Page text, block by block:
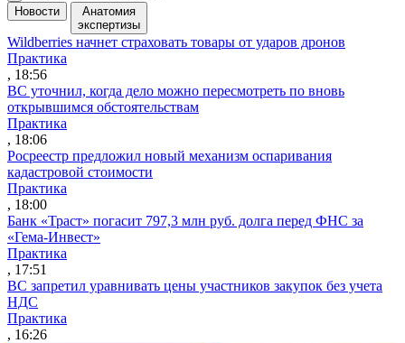
Новости
Анатомия
экспертизы
Wildberries начнет страховать товары от ударов дронов
Практика
, 18:56
ВС уточнил, когда дело можно пересмотреть по вновь
открывшимся обстоятельствам
Практика
, 18:06
Росреестр предложил новый механизм оспаривания
кадастровой стоимости
Практика
, 18:00
Банк «Траст» погасит 797,3 млн руб. долга перед ФНС за
«Гема-Инвест»
Практика
, 17:51
ВС запретил уравнивать цены участников закупок без учета
НДС
Практика
, 16:26